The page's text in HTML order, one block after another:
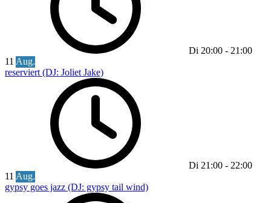
Di 20:00 - 21:00
11 Aug.
reserviert (DJ: Joliet Jake)
Di 21:00 - 22:00
11 Aug.
gypsy goes jazz (DJ: gypsy tail wind)